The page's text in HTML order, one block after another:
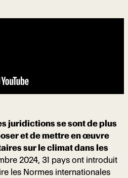
juridictions se sont de plus
et de mettre en œuvre
sur le climat dans les
2024, 31 pays ont introduit
les Normes internationales